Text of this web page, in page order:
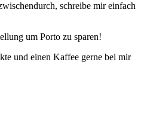
schreibe mir einfach
um Porto zu sparen!
und einen Kaffee gerne bei mir